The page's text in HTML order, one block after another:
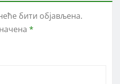
бити објављена.
*